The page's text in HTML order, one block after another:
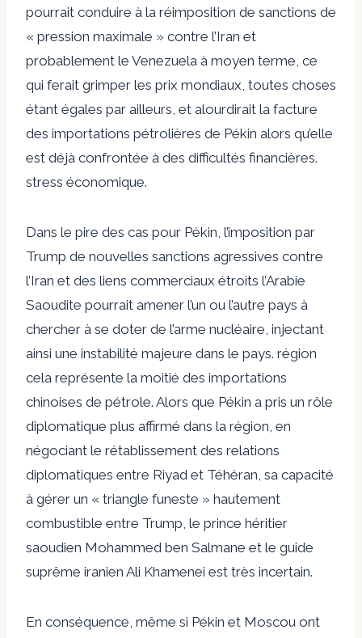
pourrait conduire à la réimposition de sanctions de
« pression maximale » contre l’Iran et
probablement le Venezuela à moyen terme, ce
qui ferait grimper les prix mondiaux, toutes choses
étant égales par ailleurs, et alourdirait la facture
des importations pétrolières de Pékin alors qu’elle
est déjà confrontée à des difficultés financières.
stress économique.
Dans le pire des cas pour Pékin, l’imposition par
Trump de nouvelles sanctions agressives contre
l’Iran et des liens commerciaux étroits l’Arabie
Saoudite pourrait amener l’un ou l’autre pays à
chercher à se doter de l’arme nucléaire, injectant
ainsi une instabilité majeure dans le pays. région
cela représente la moitié des importations
chinoises de pétrole. Alors que Pékin a pris un rôle
diplomatique plus affirmé dans la région, en
négociant le rétablissement des relations
diplomatiques entre Riyad et Téhéran, sa capacité
à gérer un « triangle funeste » hautement
combustible entre Trump, le prince héritier
saoudien Mohammed ben Salmane et le guide
suprême iranien Ali Khamenei est très incertain.
En conséquence, même si Pékin et Moscou ont